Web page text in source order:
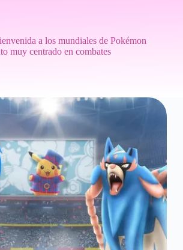
a los mundiales de Pokémon
muy centrado en combates